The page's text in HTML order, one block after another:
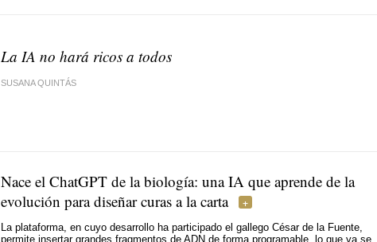
La IA no hará ricos a todos
SUSANA QUINTÁS
Nace el ChatGPT de la biología: una IA que aprende de la
evolución para diseñar curas a la carta
La plataforma, en cuyo desarrollo ha participado el gallego César de la Fuente,
permite insertar grandes fragmentos de ADN de forma programable, lo que ya se